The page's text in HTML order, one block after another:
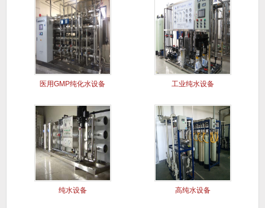
医用GMP纯化水设备 工业纯水设备
纯水设备 高纯水设备